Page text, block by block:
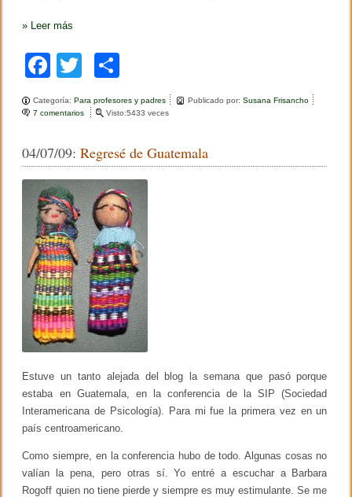
» Leer más
F
a
c
b
o
o
k
tt
m
ar
tir
Categoría:Para profesores y padres Publicado por:Susana Frisancho
7 comentarios
a
i
a
l
i
t
e
r
a
l
s
í
s
e
a
e
n
e
g
r
Visto:5433 veces
04/07/09:Regresé de Guatemala
Estuve un tanto alejada del blog la semana que pasó porque
estaba en Guatemala, en la conferencia de la SIP (Sociedad
Interamericana de Psicología). Para mi fue la primera vez en un
país centroamericano.
Como siempre, en la conferencia hubo de todo. Algunas cosas no
valían la pena, pero otras sí. Yo entré a escuchar a Barbara
Rogoff quien no tiene pierde y siempre es muy estimulante. Se me